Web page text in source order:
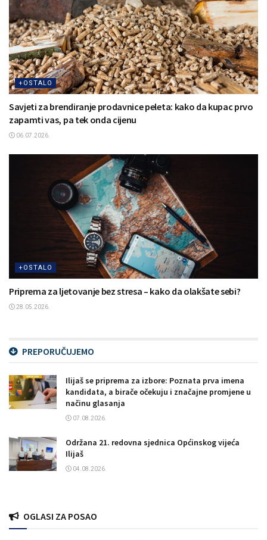
+OSTALO
Savjeti za brendiranje prodavnice peleta: kako da kupac prvo
zapamti vas, pa tek onda cijenu
06.07.2026.
+OSTALO
Priprema za ljetovanje bez stresa – kako da olakšate sebi?
28.05.2026.
PREPORUČUJEMO
Ilijaš se priprema za izbore: Poznata prva imena
kandidata, a birače očekuju i značajne promjene u
načinu glasanja
07.08.2026.
Održana 21. redovna sjednica Općinskog vijeća
Ilijaš
04.08.2026.
OGLASI ZA POSAO